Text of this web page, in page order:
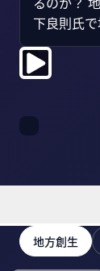
下良則氏
地方創生